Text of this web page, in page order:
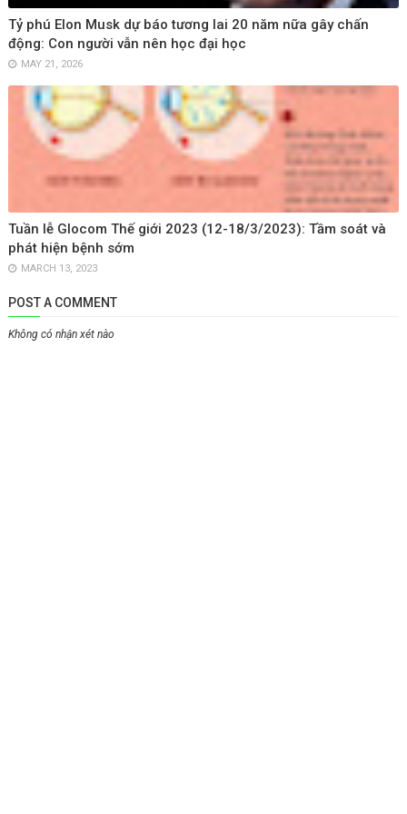
Tỷ phú Elon Musk dự báo tương lai 20 năm nữa gây chấn
động: Con người vẫn nên học đại học
MAY 21, 2026
Tuần lễ Glocom Thế giới 2023 (12-18/3/2023): Tầm soát và
phát hiện bệnh sớm
MARCH 13, 2023
POST A COMMENT
Không có nhận xét nào